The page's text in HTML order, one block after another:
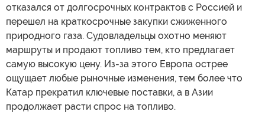
отказался от долгосрочных контрактов с Россией и
перешел на краткосрочные закупки сжиженного
природного газа. Судовладельцы охотно меняют
маршруты и продают топливо тем, кто предлагает
самую высокую цену. Из-за этого Европа острее
ощущает любые рыночные изменения, тем более что
Катар прекратил ключевые поставки, а в Азии
продолжает расти спрос на топливо.